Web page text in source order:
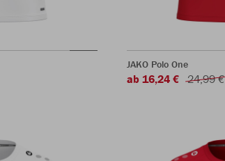
JAKO Polo One
ab 16,24 € 24,99 €